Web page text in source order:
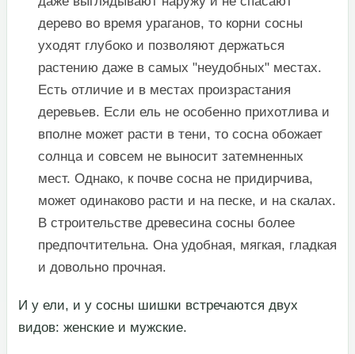
дерево во время ураганов, то корни сосны
уходят глубоко и позволяют держаться
растению даже в самых "неудобных" местах.
Есть отличие и в местах произрастания
деревьев. Если ель не особенно прихотлива и
вполне может расти в тени, то сосна обожает
солнца и совсем не выносит затемненных
мест. Однако, к почве сосна не придирчива,
может одинаково расти и на песке, и на скалах.
В строительстве древесина сосны более
предпочтительна. Она удобная, мягкая, гладкая
и довольно прочная.​
​И у ели, и у сосны шишки встречаются двух
видов: женские и мужские.​